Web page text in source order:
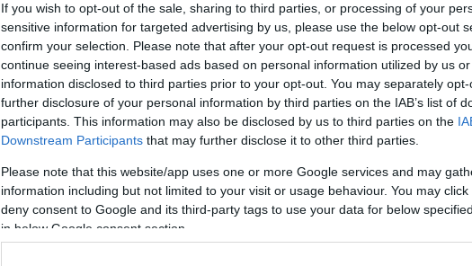
If you wish to opt-out of the sale, sharing to third parties, or processing of your
sensitive information for targeted advertising by us, please use the below opt-out
confirm your selection. Please note that after your opt-out request is processed
continue seeing interest-based ads based on personal information utilized by us
information disclosed to third parties prior to your opt-out. You may separately
further disclosure of your personal information by third parties on the IAB’s list of
participants. This information may also be disclosed by us to third parties on the
Downstream Participants that may further disclose it to other third parties.
Please note that this website/app uses one or more Google services and may
information including but not limited to your visit or usage behaviour. You may
deny consent to Google and its third-party tags to use your data for below
in below Google consent section.
Nico 1:
nálam,
"stilus"
Ergo
Hamis
ajánlat